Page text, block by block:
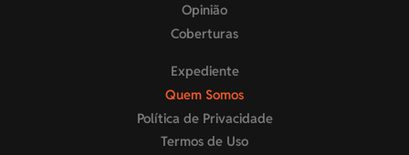
Opinião
Coberturas
Expediente
Quem Somos
Política de Privacidade
Termos de Uso